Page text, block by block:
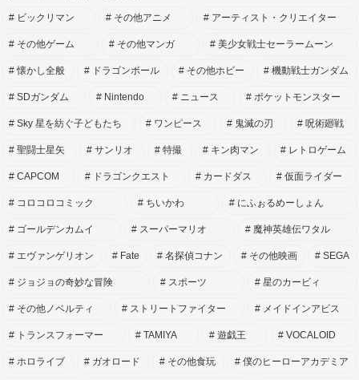
ビックリマン その他アニメ アーティスト・クリエイター
その他ゲーム その他マンガ 美少女戦士セーラームーン
懐かし全般 ドラゴンボール その他ホビー 機動戦士ガンダム
SDガンダム Nintendo ニュース ポケットモンスター
Sky 星を紡ぐ子どもたち ワンピース 鬼滅の刃 呪術廻戦
聖闘士星矢 サンリオ 特撮 キン肉マン レトロゲーム
CAPCOM ドラゴンクエスト カードダス 仮面ライダー
コロコロコミック ちいかわ にふぉるめーしょん
ゴールデンカムイ スーパーマリオ 魔神英雄伝ワタル
エヴァンゲリオン Fate 名探偵コナン その他映画 SEGA
ジョジョの奇妙な冒険 スポーツ 星のカービィ
その他ノベルティ ストリートファイター メイドインアビス
トランスフォーマー TAMIYA 遊戯王 VOCALOID
ホロライブ ガオロード その他食玩 僕のヒーローアカデミア